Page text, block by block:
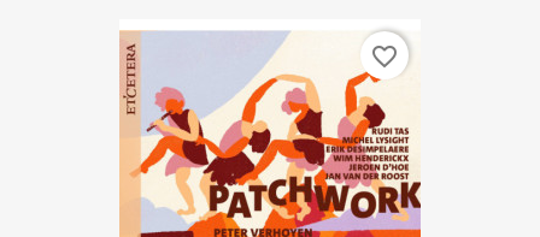
favorite_border